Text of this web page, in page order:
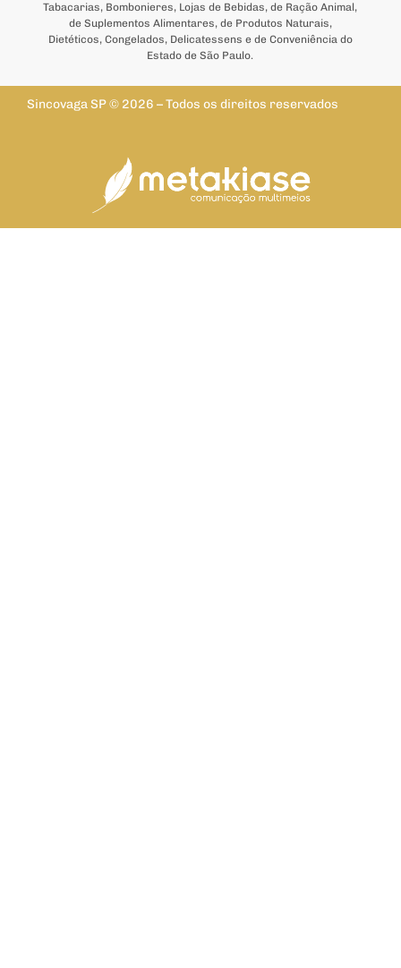
Tabacarias, Bombonieres, Lojas de Bebidas, de Ração Animal,
de Suplementos Alimentares, de Produtos Naturais,
Dietéticos, Congelados, Delicatessens e de Conveniência do
Estado de São Paulo.
Sincovaga SP © 2026 – Todos os direitos reservados